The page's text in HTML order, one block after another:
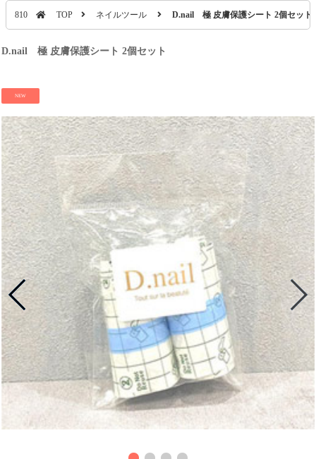
810 TOP ネイルツール D.nail 極 皮膚保護シート 2個セット
D.nail 極 皮膚保護シート 2個セット
NEW